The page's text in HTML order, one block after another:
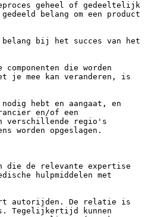
geheel of gedeeltelijk
belang om een product
bij het succes van het
die worden
je mee kan veranderen, is
hebt en aangaat, en
en/of een
verschillende regio's
worden opgeslagen.
die de relevante expertise
hulpmiddelen met
autorijden. De relatie is
Tegelijkertijd kunnen